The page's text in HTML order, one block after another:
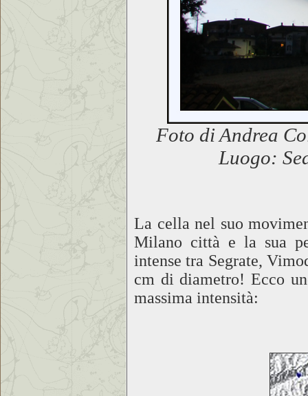
Foto di Andrea
Luogo:
La cella nel suo
Milano città e la sua
intense tra Segrate,
cm di diametro! Ecco
massima intensità: